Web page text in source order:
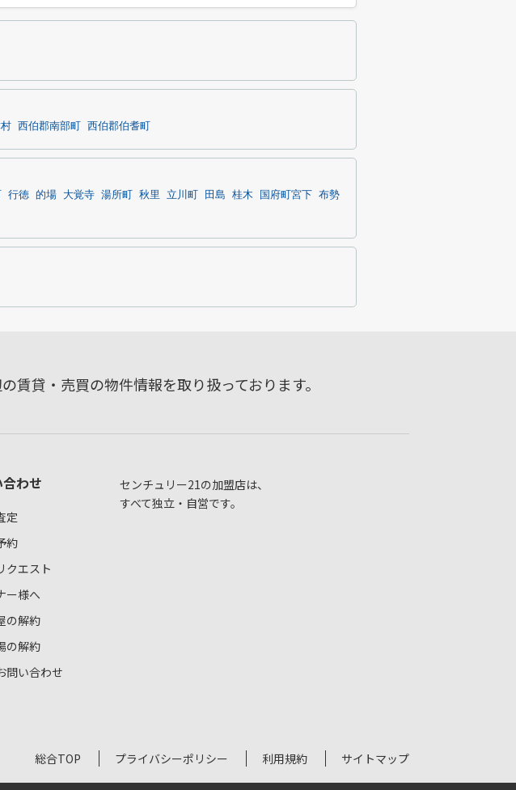
西伯郡南部町 西伯郡伯耆町
行徳 的場 大覚寺 湯所町 秋里 立川町 田島 桂木 国府町宮下
布勢
賃貸・売買の物件情報を取り扱っております。
わせ
定
約
クエスト
ー様へ
の解約
の解約
問い合わせ
センチュリー21の加盟店は、
すべて独立・自営です。
総合TOP プライバシーポリシー 利用規約 サイトマップ